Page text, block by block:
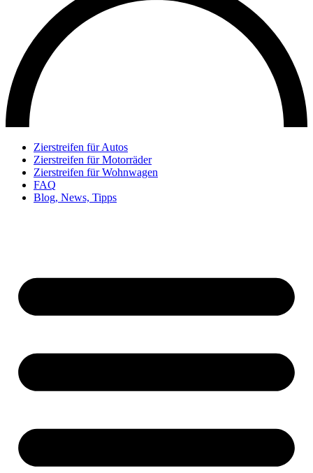
Zierstreifen für Autos
Zierstreifen für Motorräder
Zierstreifen für Wohnwagen
FAQ
Blog, News, Tipps